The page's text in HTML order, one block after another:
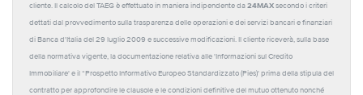
cliente. Il calcolo del TAEG è effettuato in maniera indipendente da 24MAX secondo i criteri
dettati dal provvedimento sulla trasparenza delle operazioni e dei servizi bancari e finanziari
di Banca d'Italia del 29 luglio 2009 e successive modificazioni. Il cliente riceverà, sulla base
della normativa vigente, la documentazione relativa alle 'Informazioni sul Credito
Immobiliare' e il “Prospetto Informativo Europeo Standardizzato (Pies)' prima della stipula del
contratto per approfondire le clausole e le condizioni definitive del mutuo ottenuto nonché